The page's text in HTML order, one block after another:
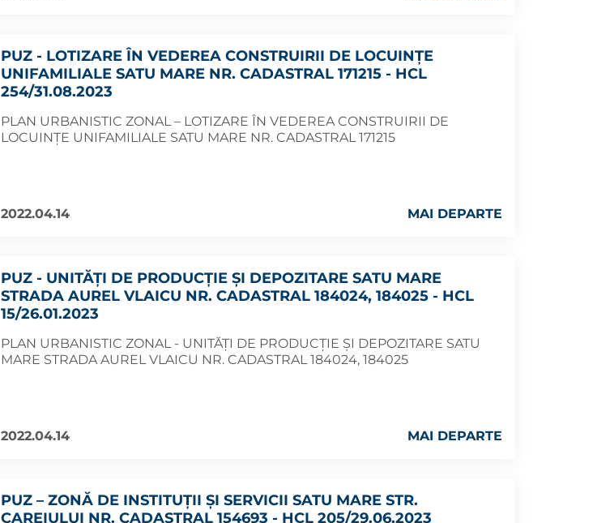
PUZ - LOTIZARE ÎN VEDEREA CONSTRUIRII DE LOCUINȚE
UNIFAMILIALE SATU MARE NR. CADASTRAL 171215 - HCL
254/31.08.2023
PLAN URBANISTIC ZONAL – LOTIZARE ÎN VEDEREA CONSTRUIRII DE
LOCUINȚE UNIFAMILIALE SATU MARE NR. CADASTRAL 171215
2022.04.14 MAI DEPARTE
PUZ - UNITĂȚI DE PRODUCȚIE ȘI DEPOZITARE SATU MARE
STRADA AUREL VLAICU NR. CADASTRAL 184024, 184025 - HCL
15/26.01.2023
PLAN URBANISTIC ZONAL - UNITĂȚI DE PRODUCȚIE ȘI DEPOZITARE SATU
MARE STRADA AUREL VLAICU NR. CADASTRAL 184024, 184025
2022.04.14 MAI DEPARTE
PUZ – ZONĂ DE INSTITUȚII ȘI SERVICII SATU MARE STR.
CAREIULUI NR. CADASTRAL 154693 - HCL 205/29.06.2023